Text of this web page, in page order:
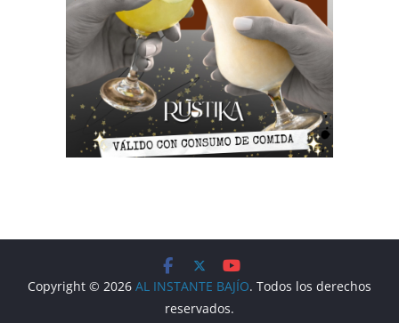
Copyright © 2026 AL INSTANTE BAJÍO. Todos los derechos
reservados.